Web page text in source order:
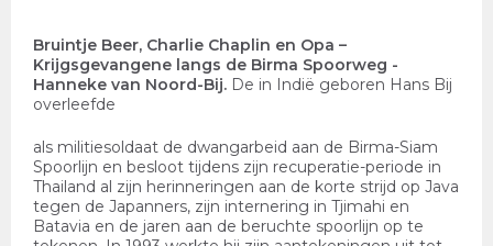
Bruintje Beer, Charlie Chaplin en Opa –
Krijgsgevangene langs de Birma Spoorweg -
Hanneke van Noord-Bij. De in Indië geboren Hans Bij
overleefde
als militiesoldaat de dwangarbeid aan de Birma-Siam
Spoorlijn en besloot tijdens zijn recuperatie-periode in
Thailand al zijn herinneringen aan de korte strijd op Java
tegen de Japanners, zijn internering in Tjimahi en
Batavia en de jaren aan de beruchte spoorlijn op te